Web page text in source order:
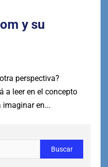
y su
perspectiva?
a leer en el concepto
imaginar en...